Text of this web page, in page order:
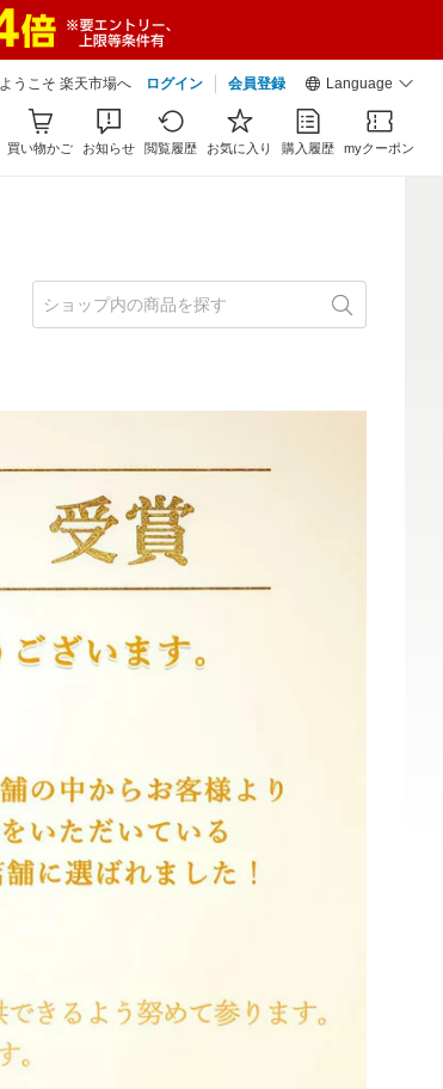
ようこそ 楽天市場へ ログイン 会員登録 Language
買い物かご お知らせ 閲覧履歴 お気に入り 購入履歴 myクーポン